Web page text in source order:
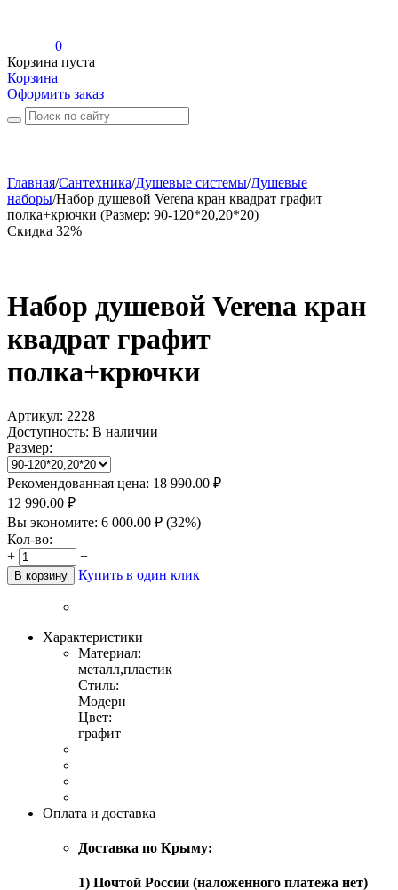
0
Корзина пуста
Корзина
Оформить заказ
Главная/Сантехника/Душевые системы/Душевые
наборы/Набор душевой Verena кран квадрат графит
полка+крючки (Размер: 90-120*20,20*20)
Скидка 32%
Набор душевой Verena кран
квадрат графит
полка+крючки
Артикул: 2228
Доступность: В наличии
Размер:
Рекомендованная цена: 18 990.00 ₽
12 990.00 ₽
Вы экономите: 6 000.00 ₽ (32%)
Кол-во:
+
−
В корзину Купить в один клик
Характеристики
Материал:
металл,пластик
Стиль:
Модерн
Цвет:
графит
Оплата и доставка
Доставка по Крыму:
1) Почтой России (наложенного платежа нет)